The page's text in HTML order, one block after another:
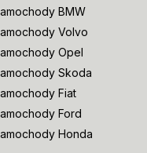
BMW
Volvo
Opel
Skoda
Fiat
Ford
Honda